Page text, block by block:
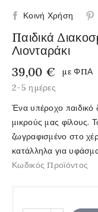
Κοινή Χρήση
Παιδικά
Λιονταράκι
39,00 €
με ΦΠΑ
2-5 ημέρες
Ένα υπέροχο παιδικό
μικρούς μας φίλους.
ζωγραφισμένο στο
κατάλληλα για
Κωδικός Προϊόντος